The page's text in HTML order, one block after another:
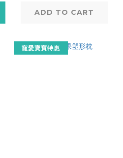
ADD TO CART
寵愛寶寶特惠